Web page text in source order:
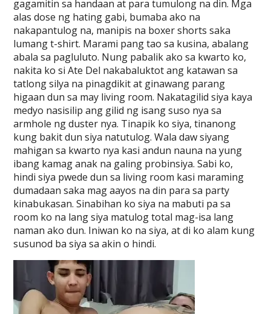
gagamitin sa handaan at para tumulong na din. Mga
alas dose ng hating gabi, bumaba ako na
nakapantulog na, manipis na boxer shorts saka
lumang t-shirt. Marami pang tao sa kusina, abalang
abala sa pagluluto. Nung pabalik ako sa kwarto ko,
nakita ko si Ate Del nakabaluktot ang katawan sa
tatlong silya na pinagdikit at ginawang parang
higaan dun sa may living room. Nakatagilid siya kaya
medyo nasisilip ang gilid ng isang suso nya sa
armhole ng duster nya. Tinapik ko siya, tinanong
kung bakit dun siya natutulog. Wala daw siyang
mahigan sa kwarto nya kasi andun nauna na yung
ibang kamag anak na galing probinsiya. Sabi ko,
hindi siya pwede dun sa living room kasi maraming
dumadaan saka mag aayos na din para sa party
kinabukasan. Sinabihan ko siya na mabuti pa sa
room ko na lang siya matulog total mag-isa lang
naman ako dun. Iniwan ko na siya, at di ko alam kung
susunod ba siya sa akin o hindi.